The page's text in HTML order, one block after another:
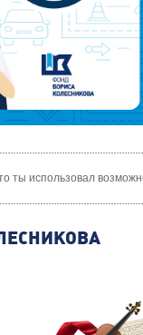
ты использовал